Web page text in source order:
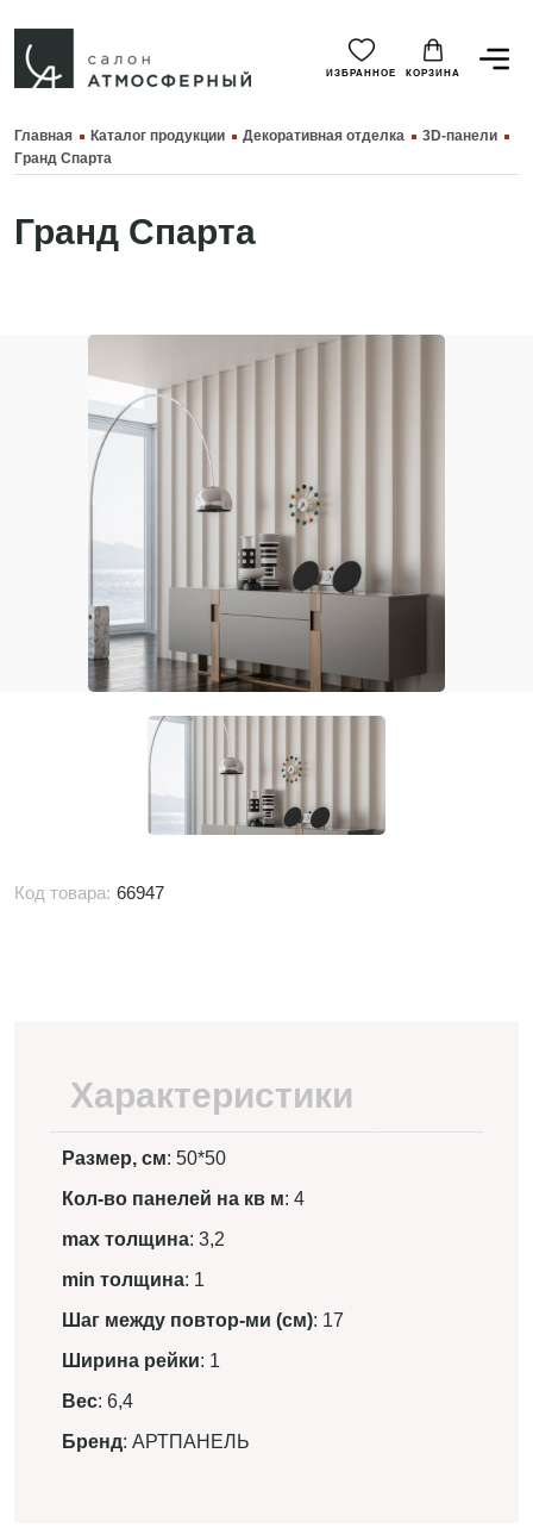
ИЗБРАННОЕ КОРЗИНА
Главная Каталог продукции Декоративная отделка
3D-панели
Гранд Спарта
Гранд Спарта
Код товара: 66947
Характеристики
Размер, см: 50*50
Кол-во панелей на кв м: 4
max толщина: 3,2
min толщина: 1
Шаг между повтор-ми (см): 17
Ширина рейки: 1
Вес: 6,4
Бренд: АРТПАНЕЛЬ